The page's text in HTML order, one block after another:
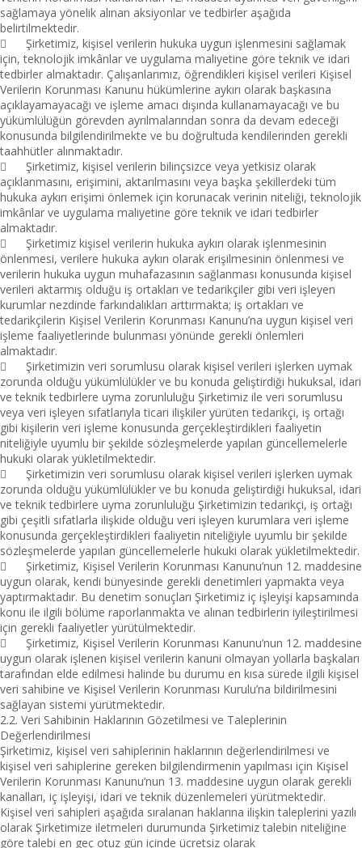
sağlamaya yönelik alınan aksiyonlar ve tedbirler aşağıda
belirtilmektedir.

Şirketimiz, kişisel verilerin hukuka uygun işlenmesini sağlamak
için, teknolojik imkânlar ve uygulama maliyetine göre teknik ve idari
tedbirler almaktadır. Çalışanlarımız, öğrendikleri kişisel verileri Kişisel
Verilerin Korunması Kanunu hükümlerine aykırı olarak başkasına
açıklayamayacağı ve işleme amacı dışında kullanamayacağı ve bu
yükümlülüğün görevden ayrılmalarından sonra da devam edeceği
konusunda bilgilendirilmekte ve bu doğrultuda kendilerinden gerekli
taahhütler alınmaktadır.

Şirketimiz, kişisel verilerin bilinçsizce veya yetkisiz olarak
açıklanmasını, erişimini, aktarılmasını veya başka şekillerdeki tüm
hukuka aykırı erişimi önlemek için korunacak verinin niteliği, teknolojik
imkânlar ve uygulama maliyetine göre teknik ve idari tedbirler
almaktadır.

Şirketimiz kişisel verilerin hukuka aykırı olarak işlenmesinin
önlenmesi, verilere hukuka aykırı olarak erişilmesinin önlenmesi ve
verilerin hukuka uygun muhafazasının sağlanması konusunda kişisel
verileri aktarmış olduğu iş ortakları ve tedarikçiler gibi veri işleyen
kurumlar nezdinde farkındalıkları arttırmakta; iş ortakları ve
tedarikçilerin Kişisel Verilerin Korunması Kanunu’na uygun kişisel veri
işleme faaliyetlerinde bulunması yönünde gerekli önlemleri
almaktadır.

Şirketimizin veri sorumlusu olarak kişisel verileri işlerken uymak
zorunda olduğu yükümlülükler ve bu konuda geliştirdiği hukuksal, idari
ve teknik tedbirlere uyma zorunluluğu Şirketimiz ile veri sorumlusu
veya veri işleyen sıfatlarıyla ticari ilişkiler yürüten tedarikçi, iş ortağı
gibi kişilerin veri işleme konusunda gerçekleştirdikleri faaliyetin
niteliğiyle uyumlu bir şekilde sözleşmelerde yapılan güncellemelerle
hukuki olarak yükletilmektedir.

Şirketimizin veri sorumlusu olarak kişisel verileri işlerken uymak
zorunda olduğu yükümlülükler ve bu konuda geliştirdiği hukuksal, idari
ve teknik tedbirlere uyma zorunluluğu Şirketimizin tedarikçi, iş ortağı
gibi çeşitli sıfatlarla ilişkide olduğu veri işleyen kurumlara veri işleme
konusunda gerçekleştirdikleri faaliyetin niteliğiyle uyumlu bir şekilde
sözleşmelerde yapılan güncellemelerle hukuki olarak yükletilmektedir.

Şirketimiz, Kişisel Verilerin Korunması Kanunu’nun 12. maddesine
uygun olarak, kendi bünyesinde gerekli denetimleri yapmakta veya
yaptırmaktadır. Bu denetim sonuçları Şirketimiz iç işleyişi kapsamında
konu ile ilgili bölüme raporlanmakta ve alınan tedbirlerin iyileştirilmesi
için gerekli faaliyetler yürütülmektedir.

Şirketimiz, Kişisel Verilerin Korunması Kanunu’nun 12. maddesine
uygun olarak işlenen kişisel verilerin kanuni olmayan yollarla başkaları
tarafından elde edilmesi halinde bu durumu en kısa sürede ilgili kişisel
veri sahibine ve Kişisel Verilerin Korunması Kurulu’na bildirilmesini
sağlayan sistemi yürütmektedir.
2.2. Veri Sahibinin Haklarının Gözetilmesi ve Taleplerinin
Değerlendirilmesi
Şirketimiz, kişisel veri sahiplerinin haklarının değerlendirilmesi ve
kişisel veri sahiplerine gereken bilgilendirmenin yapılması için Kişisel
Verilerin Korunması Kanunu’nun 13. maddesine uygun olarak gerekli
kanalları, iç işleyişi, idari ve teknik düzenlemeleri yürütmektedir.
Kişisel veri sahipleri aşağıda sıralanan haklarına ilişkin taleplerini yazılı
olarak Şirketimize iletmeleri durumunda Şirketimiz talebin niteliğine
göre talebi en geç otuz gün içinde ücretsiz olarak